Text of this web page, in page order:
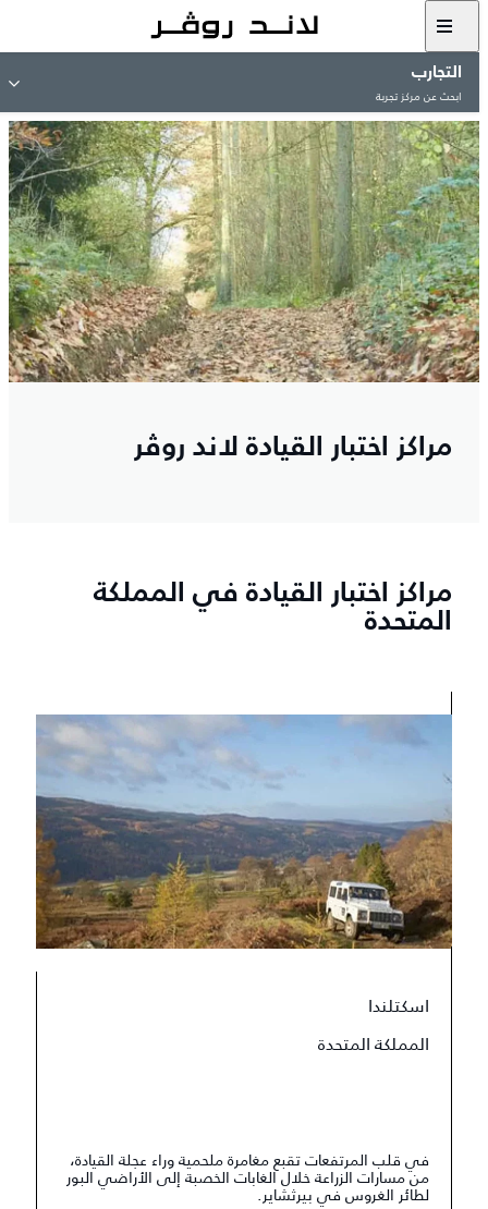
التجارب
ابحث عن مركز تجربة
مراكز اختبار القيادة لاند روڤر
مراكز اختبار القيادة في المملكة
المتحدة
اسكتلندا
المملكة المتحدة
في قلب المرتفعات تقبع مغامرة ملحمية وراء عجلة القيادة،
من مسارات الزراعة خلال الغابات الخصبة إلى الأراضي البور
لطائر الغروس في بيرثشاير.